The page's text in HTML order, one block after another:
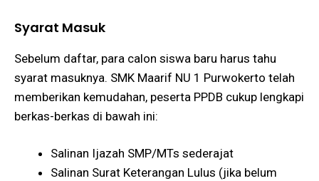
Syarat Masuk
Sebelum daftar, para calon siswa baru harus tahu
syarat masuknya. SMK Maarif NU 1 Purwokerto telah
memberikan kemudahan, peserta PPDB cukup lengkapi
berkas-berkas di bawah ini:
Salinan Ijazah SMP/MTs sederajat
Salinan Surat Keterangan Lulus (jika belum